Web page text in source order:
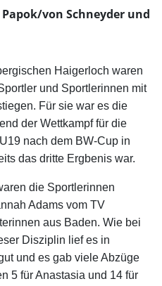
von Schneyder und
Haigerloch waren
und Sportlerinnen mit
Für sie war es die
der Wettkampf für die
nach dem BW-Cup in
das dritte Ergbenis war.
die Sportlerinnen
Adams vom TV
aus Baden. Wie bei
Disziplin lief es in
und es gab viele Abzüge
5 für Anastasia und 14 für